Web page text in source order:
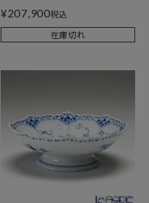
¥207,900税込
在庫切れ